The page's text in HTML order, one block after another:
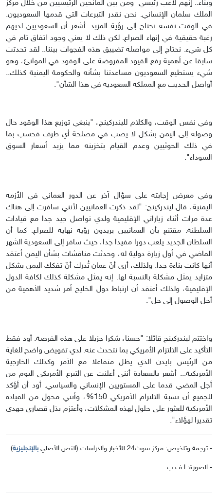
وبناء.. إنهم لاعب رئيسي ومن بين المانحين الرئيسيين من خلال مركز
الملك سلمان الإنساني. نحن نقدر التبرعات التي قدمها السعوديون.
في الوقت نفسه نحتاج إلى رؤية المزيد. أشعر أن السعوديين لديهم
رغبة حقيقية في إنهاء الصراع. لكن ذلك لا يعني وجود اتفاق تام في
كل شيء. نحتاج إلى مواصلة تضييق هذه الفجوات بيننا.. لقد تحدثت
سابقا عن أهمية رفع القيود المفروضة على الوقود في الموانئ، وهو
شيء يستطيع السعوديون مساعدتنا بشأنه والحكومة اليمنية كذلك..
أواصل الحديث مع المملكة السعودية في هذا الشأن".
وفي نفس الوقت، والكلام لليندركينج، "ينبغي توزيع هذا الوقود حال
وصوله إلى اليمن بشكل لا يصب في مصلحة أي طرف فحسب بما
في ذلك الحوثيين وعدم القيام بتخزينه مما يزيد أسعار السوق
السوداء".
وفي معرض إجابته على سؤال آخر عن الدور العماني في الأزمة
اليمنية، قال ليندركينج: "لقد ذكرت العمانيين لأنني سافرت إلى هناك
عدة مرات أثناء زياراتي الإقليمية ولدي تواصل جيد جدا مع قيادات
السلطنة. مقتنع بأن العمانيين يريدون رؤية نهاية للصراع. كما أن
السلطان الجديد يلعب دورا مفيدا جدا، حيث سافر إلى السعودية الشهر
الماضي في أول زيارة دولية له، وحدثت مناقشات بشأن اليمن أعتقد
أنها كانت بناءة جدا. ولذلك، أرى أنّ عمان تُدرك أنّ تفكك اليمن بشكل
متزايد يمثل مشكلة بالنسبة لها. إنه يمثل مشكلة كذلك لكافة الدول
الإقليمية، ولذلك أعتقد أن ارتباط دول الخليج أمر شديد الأهمية من
أجل الوصول إلى حل".
واختتم ليندركينج قائلا: "حسنا، شكرا جزيلا على هذه الفرصة. أود فقط
التأكيد على الالتزام الأمريكي بما نتحدث عنه. لدي تفويض واضح للغاية
من الرئيس بايدن الذي يظل متفاعلا مع الأمر وكذلك الخارجية
الأمريكية... أشعر بالسعادة أنني أعلنت عن التبرع الأمريكي اليوم من
أجل المضي قدما على المستويين الإنساني والسياسي. أود أن أؤكد
للجميع أن نسبة الالتزام الأمريكي 150%، وأنني مخول من القيادة
الأمريكية للعثور على حلول لهذه المشكلات، وأعتزم بذل قصارى جهدي
تقديرا لهؤلاء".
- ترجمة وتلخيص: مركز سوث24 للأخبار والدراسات (النص الأصلي بالإنجليزية)
- الصورة: ا ف ب